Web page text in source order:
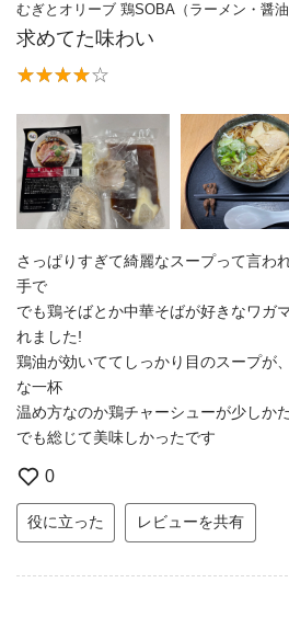
むぎとオリーブ 鶏SOBA（ラーメン・醤油
求めてた味わい
さっぱりすぎて綺麗なスープって言わ
手で
でも鶏そばとか中華そばが好きなワガ
れました!
鶏油が効いててしっかり目のスープが
な一杯
温め方なのか鶏チャーシューが少しか
でも総じて美味しかったです
0
役に立った レビューを共有